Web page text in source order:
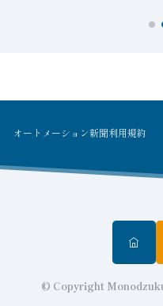
オートメーション新聞利用規約
© Copyright